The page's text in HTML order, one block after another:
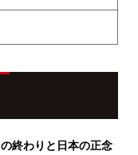
終わりと日本の正念